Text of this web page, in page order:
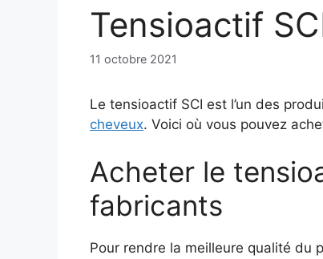
Tensioactif
11 octobre 2021
Le tensioactif SCI est l’un des
cheveux. Voici où vous pouvez
Acheter le
fabricants
Pour rendre la meilleure qualité du